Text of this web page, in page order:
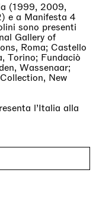
(1999, 2009,
e a Manifesta 4
sono presenti
Gallery of
Roma; Castello
Torino; Fundaciò
Wassenaar;
New
l’Italia alla